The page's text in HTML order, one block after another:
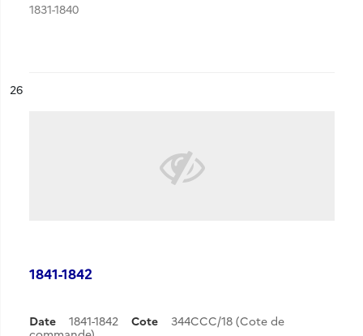
1831-1840
n°
26
1841-1842
Date 1841-1842 Cote
344CCC/18 (Cote de